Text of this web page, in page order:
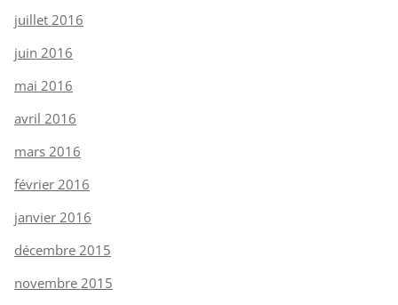
juillet 2016
juin 2016
mai 2016
avril 2016
mars 2016
février 2016
janvier 2016
décembre 2015
novembre 2015